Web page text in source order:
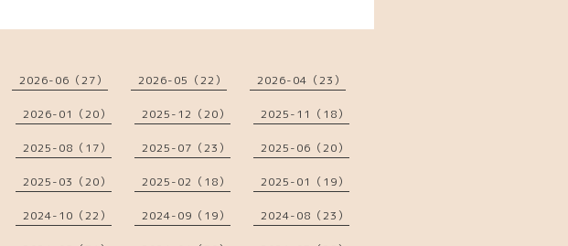
2026-06（27） 2026-05（22） 2026-04（23）
2026-01（20） 2025-12（20） 2025-11（18）
2025-08（17） 2025-07（23） 2025-06（20）
2025-03（20） 2025-02（18） 2025-01（19）
2024-10（22） 2024-09（19） 2024-08（23）